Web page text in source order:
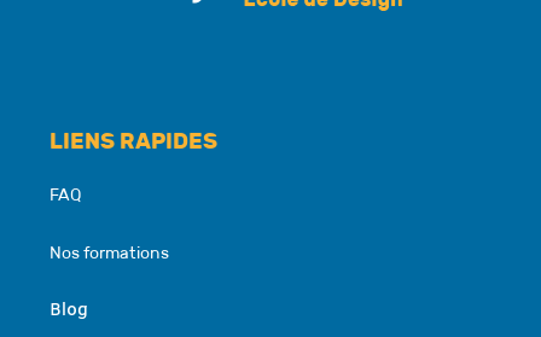
LIENS RAPIDES
FAQ
Nos formations
Blog